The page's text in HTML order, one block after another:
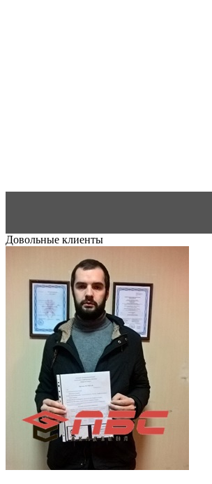
Довольные клиенты